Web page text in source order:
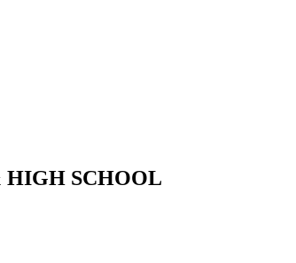
SCHOOL